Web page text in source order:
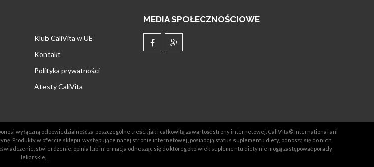
Klub CaliVita w UE
Kontakt
Polityka prywatności
Atesty CaliVita
MEDIA SPOŁECZNOŚCIOWE
wyłączną odpowiedzialność za poszczególne treści, jak i całkowitą zawartość strony internetowej. CaliVita© International ani
Produkty w ofercie sklepu, występujące na tej stronie internetowej, posiadają status suplementu diety, odnoszą się do nich
stwierdzenie, opinia lub informacja odnosząc się do któregokolwiek suplementu diety nie mogą zastępować porady
lekarskiej.